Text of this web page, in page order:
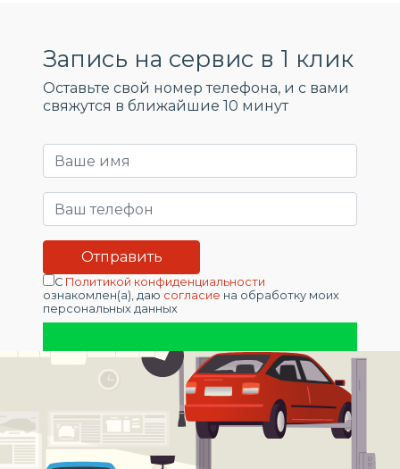
Запись на сервис в 1 клик
Оставьте свой номер телефона, и c вами
свяжутся в ближайшие 10 минут
С Политикой конфиденциальности
ознакомлен(а), даю согласие на обработку моих
персональных данных